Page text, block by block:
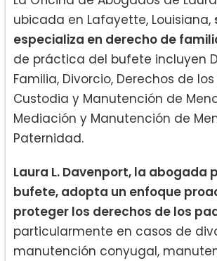
ubicada en Lafayette, Louisiana,
especializa en derecho de
de práctica del bufete incluyen
Familia, Divorcio, Derechos de los
Custodia y Manutención de
Mediación y Manutención de
Paternidad.
Laura L. Davenport, la abogada
bufete, adopta un enfoque
proteger los derechos de los
particularmente en casos de
manutención conyugal,